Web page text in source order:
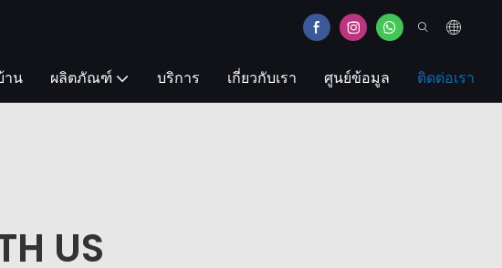
าน ผลิตภัณฑ์ บริการ เกี่ยวกับเรา ศูนย์ข้อมูล ติดต่อเรา
US